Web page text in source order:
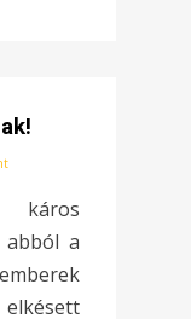
abból a